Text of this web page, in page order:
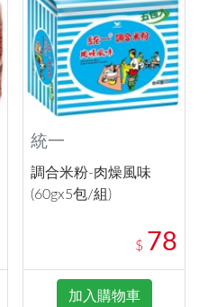
統一
調合米粉-肉燥風味
(60gx5包/組)
$ 78
加入購物車